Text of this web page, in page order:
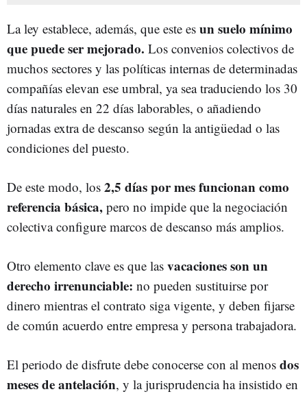
La ley establece, además, que este es un suelo mínimo
que puede ser mejorado. Los convenios colectivos de
muchos sectores y las políticas internas de determinadas
compañías elevan ese umbral, ya sea traduciendo los 30
días naturales en 22 días laborables, o añadiendo
jornadas extra de descanso según la antigüedad o las
condiciones del puesto.
De este modo, los 2,5 días por mes funcionan como
referencia básica, pero no impide que la negociación
colectiva configure marcos de descanso más amplios.
Otro elemento clave es que las vacaciones son un
derecho irrenunciable: no pueden sustituirse por
dinero mientras el contrato siga vigente, y deben fijarse
de común acuerdo entre empresa y persona trabajadora.
El periodo de disfrute debe conocerse con al menos dos
meses de antelación, y la jurisprudencia ha insistido en